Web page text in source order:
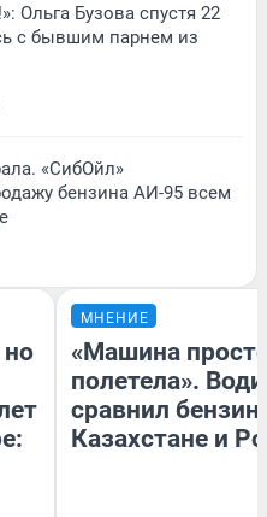
Ольга Бузова спустя 22
с бывшим парнем из
«СибОйл»
бензина АИ-95 всем
МНЕНИЕ
«Машина
полетела».
сравнил бензин
Казахстане и